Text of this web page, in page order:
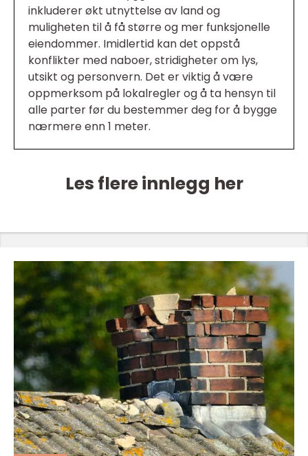
inkluderer økt utnyttelse av land og
muligheten til å få større og mer funksjonelle
eiendommer. Imidlertid kan det oppstå
konflikter med naboer, stridigheter om lys,
utsikt og personvern. Det er viktig å være
oppmerksom på lokalregler og å ta hensyn til
alle parter før du bestemmer deg for å bygge
nærmere enn 1 meter.
Les flere innlegg her